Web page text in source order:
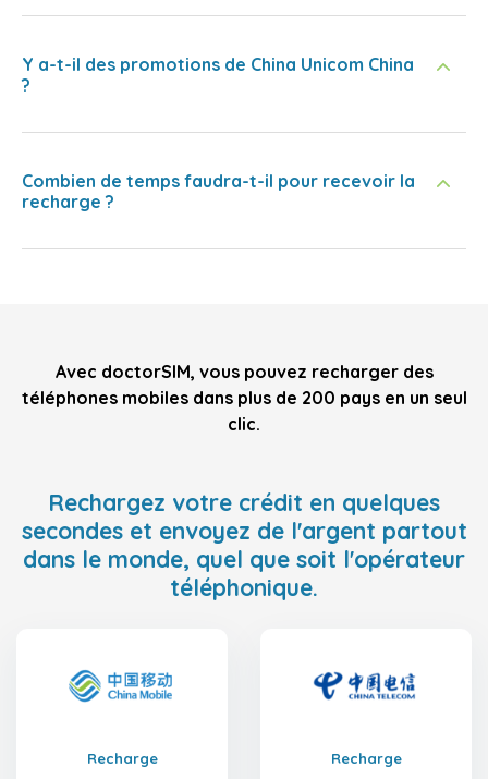
Y a-t-il des promotions de China Unicom China
?
Combien de temps faudra-t-il pour recevoir la
recharge ?
Avec doctorSIM, vous pouvez recharger des
téléphones mobiles dans plus de 200 pays en un seul
clic.
Rechargez votre crédit en quelques
secondes et envoyez de l'argent partout
dans le monde, quel que soit l'opérateur
téléphonique.
Recharge Recharge